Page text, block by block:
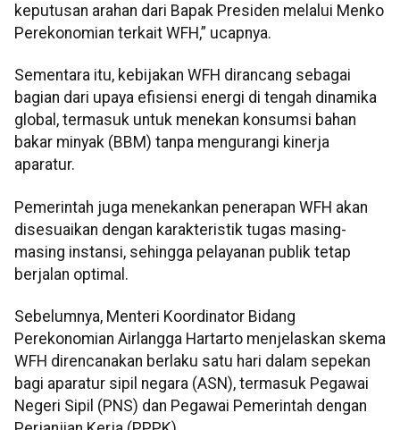
keputusan arahan dari Bapak Presiden melalui Menko
Perekonomian terkait WFH,” ucapnya.
Sementara itu, kebijakan WFH dirancang sebagai
bagian dari upaya efisiensi energi di tengah dinamika
global, termasuk untuk menekan konsumsi bahan
bakar minyak (BBM) tanpa mengurangi kinerja
aparatur.
Pemerintah juga menekankan penerapan WFH akan
disesuaikan dengan karakteristik tugas masing-
masing instansi, sehingga pelayanan publik tetap
berjalan optimal.
Sebelumnya, Menteri Koordinator Bidang
Perekonomian Airlangga Hartarto menjelaskan skema
WFH direncanakan berlaku satu hari dalam sepekan
bagi aparatur sipil negara (ASN), termasuk Pegawai
Negeri Sipil (PNS) dan Pegawai Pemerintah dengan